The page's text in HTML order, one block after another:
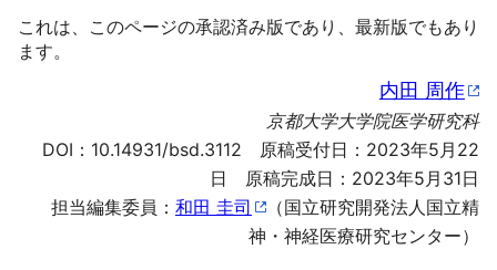
これは、このページの承認済み版であり、最新版でもあり
ます。
内田 周作
京都大学大学院医学研究科
DOI： 10.14931/bsd.3112 原稿受付日：2023年5月22
日 原稿完成日：2023年5月31日
担当編集委員： 和田 圭司
（国立研究開発法人国立精
神・神経医療研究センター）